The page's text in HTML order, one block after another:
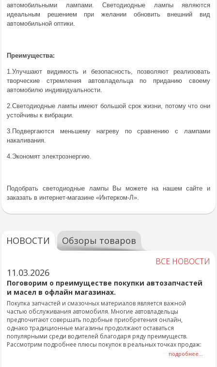
автомобильными лампами. Светодиодные лампы являются
идеальным решением при желании обновить внешний вид
автомобильной оптики.
Преимущества:
1.Улучшают видимость и безопасность, позволяют реализовать
творческие стремления автовладельца по приданию своему
автомобилю индивидуальности.
2.Светодиодные лампы имеют большой срок жизни, потому что они
устойчивы к вибрации.
3.Подвергаются меньшему нагреву по сравнению с лампами
накаливания.
4.Экономят электроэнергию.
Подобрать светодиодные лампы Вы можете на нашем сайте и
заказать в интернет-магазине «Интерком-Л».
НОВОСТИ Обзоры товаров
ВСЕ НОВОСТИ
11.03.2026
Поговорим о преимуществе покупки автозапчастей
и масел в офлайн магазинах.
Покупка запчастей и смазочных материалов является важной
частью обслуживания автомобиля. Многие автовладельцы
предпочитают совершать подобные приобретения онлайн,
однако традиционные магазины продолжают оставаться
популярными среди водителей благодаря ряду преимуществ.
Рассмотрим подробнее плюсы покупок в реальных точках продаж:
подробнее...